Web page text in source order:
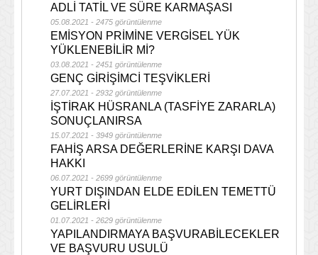
ADLİ TATİL VE SÜRE KARMAŞASI
05.08.2021 - 2475 görüntülenme
EMİSYON PRİMİNE VERGİSEL YÜK
YÜKLENEBİLİR Mİ?
03.08.2021 - 2451 görüntülenme
GENÇ GİRİŞİMCİ TEŞVİKLERİ
27.07.2021 - 2932 görüntülenme
İŞTİRAK HÜSRANLA (TASFİYE ZARARLA)
SONUÇLANIRSA
15.07.2021 - 3949 görüntülenme
FAHİŞ ARSA DEĞERLERİNE KARŞI DAVA
HAKKI
06.07.2021 - 2699 görüntülenme
YURT DIŞINDAN ELDE EDİLEN TEMETTÜ
GELİRLERİ
01.07.2021 - 2629 görüntülenme
YAPILANDIRMAYA BAŞVURABİLECEKLER
VE BAŞVURU USULÜ